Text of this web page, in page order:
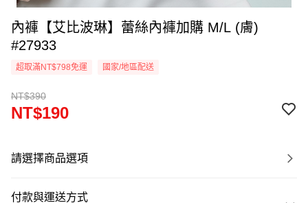
內褲【艾比波琳】蕾絲內褲加購 M/L (膚)
#27933
超取滿NT$798免運 國家/地區配送
NT$390
NT$190
請選擇商品選項
付款與運送方式